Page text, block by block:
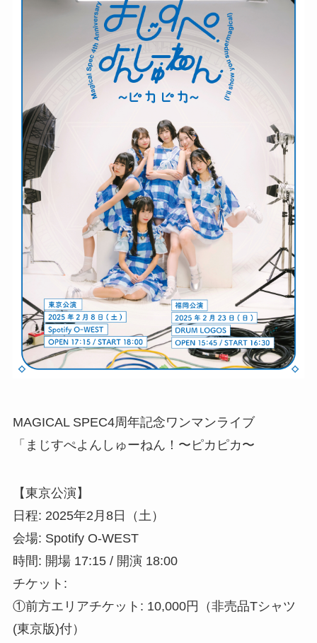
MAGICAL SPEC4周年記念ワンマンライブ
「まじすぺよんしゅーねん！〜ピカピカ〜
【東京公演】
日程: 2025年2月8日（土）
会場: Spotify O-WEST
時間: 開場 17:15 / 開演 18:00
チケット:
①前方エリアチケット: 10,000円（非売品Tシャツ
(東京版)付）